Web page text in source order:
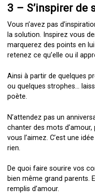
3 – S’inspirer de
Vous n’avez pas
la solution. Inspirez vous
marquerez des points en
retenez ce qu’elle ou il
Ainsi à partir de quelques
ou quelques strophes…
poète.
N’attendez pas un
chanter des mots
vous l’aimez. C’est une
rien.
De quoi faire sourire vos
bien même grand parents.
remplis d’amour.